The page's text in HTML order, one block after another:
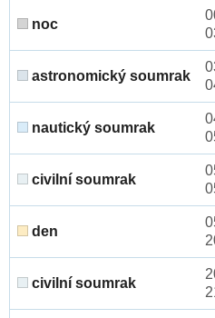
noc
astronomický soumrak
nautický soumrak
civilní soumrak
den
civilní soumrak